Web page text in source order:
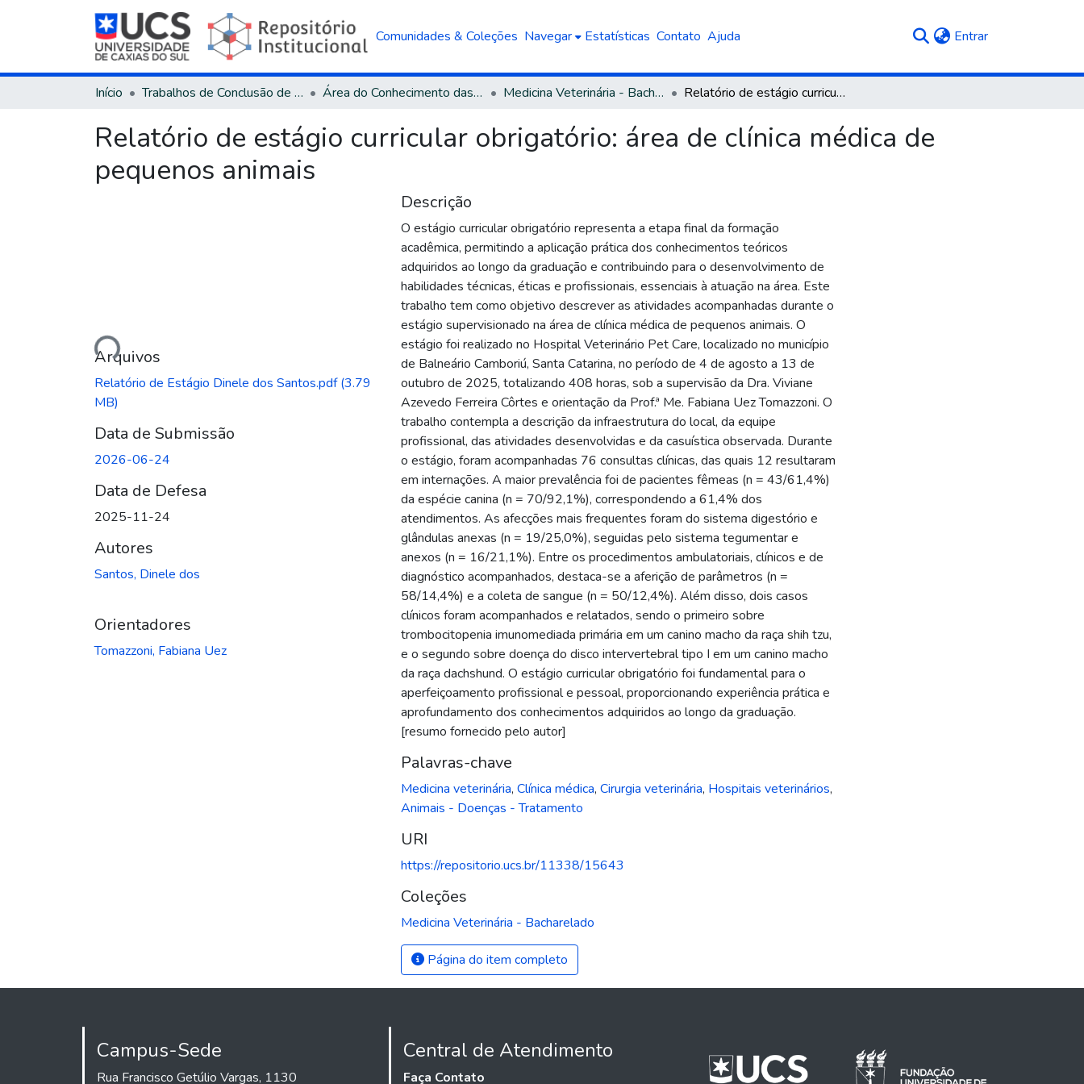
Comunidades & Coleções Navegar Estatísticas Contato Ajuda Entrar(current)
Início Trabalhos de Conclusão de Curso Área do Conhecimento das Ciências Agrárias Medicina Veterinária - Bacharelado Relatório de estágio curricular obrigatório: área de clínica médica de pequenos animais
Relatório de estágio curricular obrigatório: área de clínica médica de
pequenos animais
Carregando...
Arquivos
Relatório de Estágio Dinele dos Santos.pdf(3.79
MB)
Data de Submissão
2026-06-24
Data de Defesa
2025-11-24
Autores
Santos, Dinele dos
Orientadores
Tomazzoni, Fabiana Uez
Descrição
O estágio curricular obrigatório representa a etapa final da formação
acadêmica, permitindo a aplicação prática dos conhecimentos teóricos
adquiridos ao longo da graduação e contribuindo para o desenvolvimento de
habilidades técnicas, éticas e profissionais, essenciais à atuação na área. Este
trabalho tem como objetivo descrever as atividades acompanhadas durante o
estágio supervisionado na área de clínica médica de pequenos animais. O
estágio foi realizado no Hospital Veterinário Pet Care, localizado no município
de Balneário Camboriú, Santa Catarina, no período de 4 de agosto a 13 de
outubro de 2025, totalizando 408 horas, sob a supervisão da Dra. Viviane
Azevedo Ferreira Côrtes e orientação da Prof.ª Me. Fabiana Uez Tomazzoni. O
trabalho contempla a descrição da infraestrutura do local, da equipe
profissional, das atividades desenvolvidas e da casuística observada. Durante
o estágio, foram acompanhadas 76 consultas clínicas, das quais 12 resultaram
em internações. A maior prevalência foi de pacientes fêmeas (n = 43/61,4%)
da espécie canina (n = 70/92,1%), correspondendo a 61,4% dos
atendimentos. As afecções mais frequentes foram do sistema digestório e
glândulas anexas (n = 19/25,0%), seguidas pelo sistema tegumentar e
anexos (n = 16/21,1%). Entre os procedimentos ambulatoriais, clínicos e de
diagnóstico acompanhados, destaca-se a aferição de parâmetros (n =
58/14,4%) e a coleta de sangue (n = 50/12,4%). Além disso, dois casos
clínicos foram acompanhados e relatados, sendo o primeiro sobre
trombocitopenia imunomediada primária em um canino macho da raça shih tzu,
e o segundo sobre doença do disco intervertebral tipo I em um canino macho
da raça dachshund. O estágio curricular obrigatório foi fundamental para o
aperfeiçoamento profissional e pessoal, proporcionando experiência prática e
aprofundamento dos conhecimentos adquiridos ao longo da graduação.
[resumo fornecido pelo autor]
Palavras-chave
Medicina veterinária, Clínica médica, Cirurgia veterinária, Hospitais veterinários,
Animais - Doenças - Tratamento
URI
https://repositorio.ucs.br/11338/15643
Coleções
Medicina Veterinária - Bacharelado
Página do item completo
Campus-Sede
Rua Francisco Getúlio Vargas, 1130
Central de Atendimento
Faça Contato